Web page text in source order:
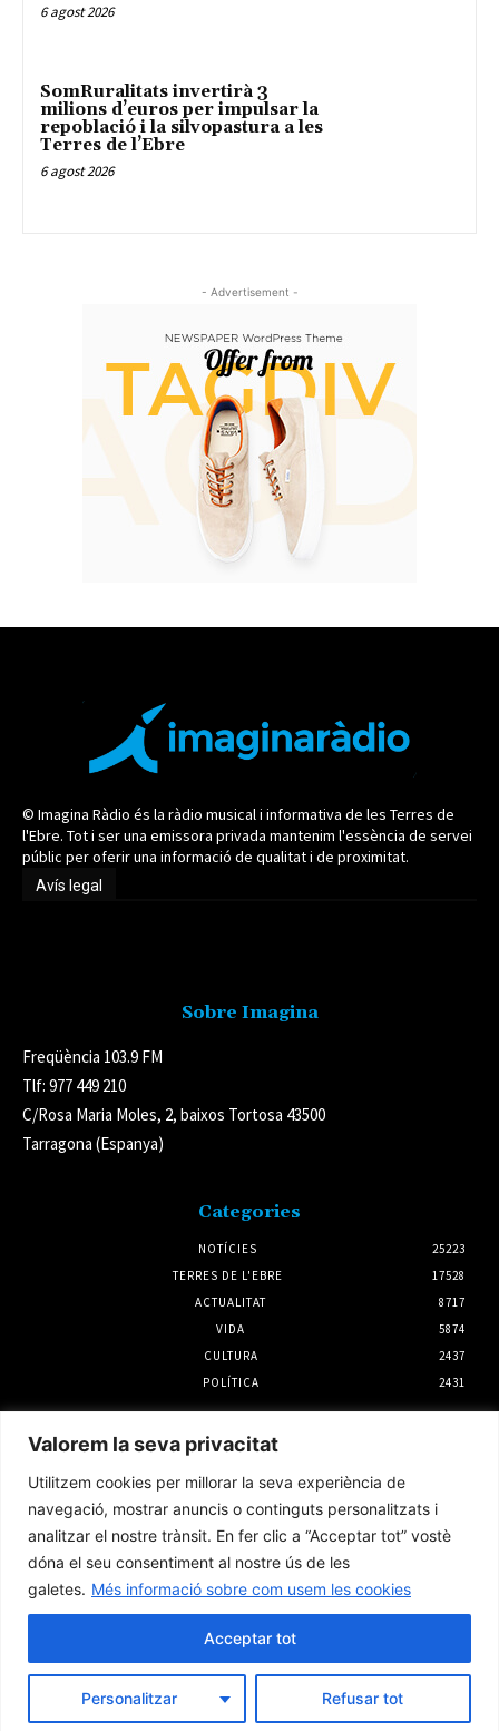
Valorem la seva privacitat
Utilitzem cookies per millorar la seva experiència de
navegació, mostrar anuncis o continguts personalitzats i
analitzar el nostre trànsit. En fer clic a “Acceptar tot” vostè
dóna el seu consentiment al nostre ús de les
galetes. Més informació sobre com usem les cookies
Personalitzar Refusar tot
Acceptar tot
6 agost 2026
SomRuralitats invertirà 3
milions d’euros per impulsar la
repoblació i la silvopastura a les
Terres de l’Ebre
6 agost 2026
- Advertisement -
© Imagina Ràdio és la ràdio musical i informativa de les Terres de
l'Ebre. Tot i ser una emissora privada mantenim l'essència de servei
públic per oferir una informació de qualitat i de proximitat.
Avís legal
Sobre Imagina
Freqüència 103.9 FM
Tlf: 977 449 210
C/Rosa Maria Moles, 2, baixos Tortosa 43500
Tarragona (Espanya)
Categories
NOTÍCIES
25223
TERRES DE L'EBRE
17528
ACTUALITAT
8717
VIDA
5874
CULTURA
2437
POLÍTICA
2431
Tortosa organitza un programa d’activitats
al fortí d’Orleans per a la tarda de l’eclipsi
solar
4 agost 2026
La rehabilitació el primer semestre a la
demarcació de l’Ebre creix un 45%